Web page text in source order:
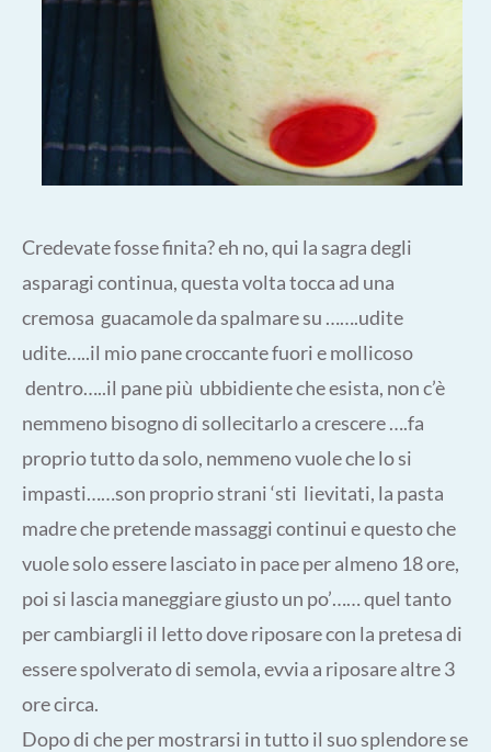
Credevate fosse finita? eh no, qui la sagra degli
asparagi continua, questa volta tocca ad una
cremosa guacamole da spalmare su …….udite
udite…..il mio pane croccante fuori e mollicoso
dentro…..il pane più ubbidiente che esista, non c’è
nemmeno bisogno di sollecitarlo a crescere ….fa
proprio tutto da solo, nemmeno vuole che lo si
impasti……son proprio strani ‘sti lievitati, la pasta
madre che pretende massaggi continui e questo che
vuole solo essere lasciato in pace per almeno 18 ore,
poi si lascia maneggiare giusto un po’…… quel tanto
per cambiargli il letto dove riposare con la pretesa di
essere spolverato di semola, evvia a riposare altre 3
ore circa.
Dopo di che per mostrarsi in tutto il suo splendore se